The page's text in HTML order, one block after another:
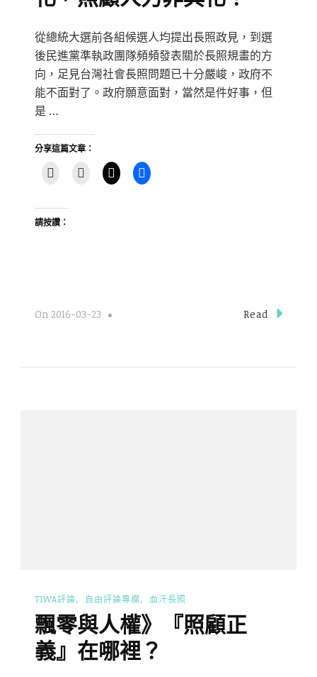
從總統大選前各組候選人均提出長照政見，到選
後民進黨準執政團隊頻頻發表關於長照規畫的方
向，足見台灣社會長照問題已十分嚴峻，政府不
能不面對了。政府願意面對，當然是件好事，但
是 …
分享這篇文章：
請按讚：
On 2016-03-23 Read
TIWA評論 自由評論專欄 血汗長照
飄零與人權》『照顧正
義』在哪裡？